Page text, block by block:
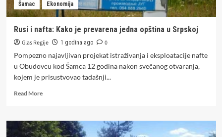
stepeni
(FOTO)
Šamac Ekonomija
Rusi i nafta: Kako je prevarena jedna opština u Srpskoj
Glas Regije 1 godina ago
0
Pompezno najavljivan projekat istraživanja i eksploatacije nafte
u Obudovcu kod Šamca 12 godina nakon svečanog otvaranja,
kojem je prisustvovao tadašnji...
Read MoreRead
Rusi
i